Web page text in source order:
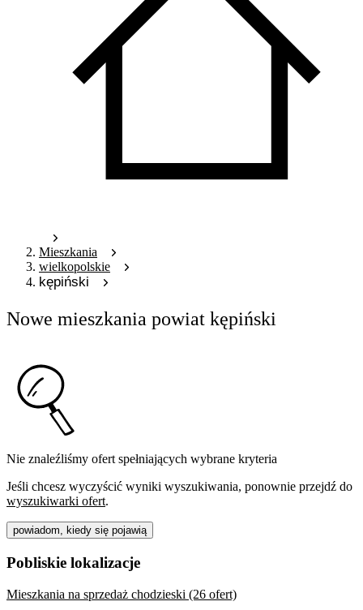
Mieszkania
wielkopolskie
kępiński
Nowe mieszkania powiat kępiński
Nie znaleźliśmy ofert spełniających wybrane kryteria
Jeśli chcesz wyczyścić wyniki wyszukiwania, ponownie przejdź do
wyszukiwarki ofert.
powiadom, kiedy się pojawią
Pobliskie lokalizacje
Mieszkania na sprzedaż chodzieski (26 ofert)